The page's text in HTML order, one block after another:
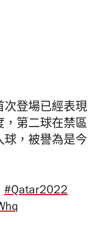
次登場已經表現
，第二球在禁區
球，被譽為是今
#Qatar2022